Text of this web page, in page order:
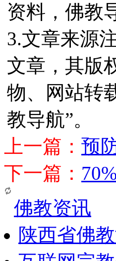
资料，佛教
3.文章来源
文章，其版
物、网站转
教导航”。
上一篇： 预
下一篇：
佛教资讯
陕西省佛